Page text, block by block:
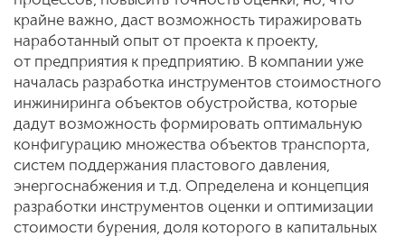
крайне важно, даст возможность тиражировать
наработанный опыт от проекта к проекту,
от предприятия к предприятию. В компании уже
началась разработка инструментов стоимостного
инжиниринга объектов обустройства, которые
дадут возможность формировать оптимальную
конфигурацию множества объектов транспорта,
систем поддержания пластового давления,
энергоснабжения и т.д. Определена и концепция
разработки инструментов оценки и оптимизации
стоимости бурения, доля которого в капитальных